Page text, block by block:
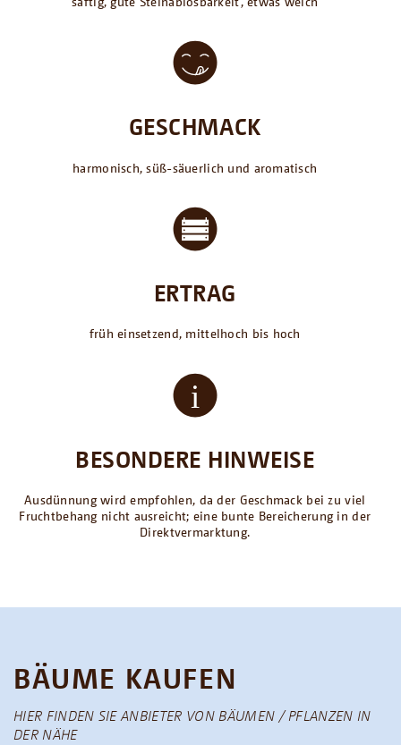
GESCHMACK
harmonisch, süß-säuerlich und aromatisch
ERTRAG
früh einsetzend, mittelhoch bis hoch
BESONDERE HINWEISE
Ausdünnung wird empfohlen, da der Geschmack bei zu viel
Fruchtbehang nicht ausreicht; eine bunte Bereicherung in der
Direktvermarktung.
BÄUME KAUFEN
HIER FINDEN SIE ANBIETER VON BÄUMEN / PFLANZEN IN
DER NÄHE